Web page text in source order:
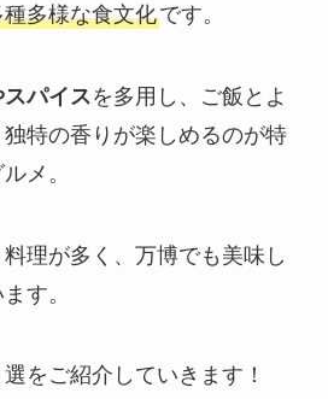
多様な食文化です。
パイスを多用し、ご飯とよ
特の香りが楽しめるのが特
メ。
理が多く、万博でも美味し
す。
をご紹介していきます！